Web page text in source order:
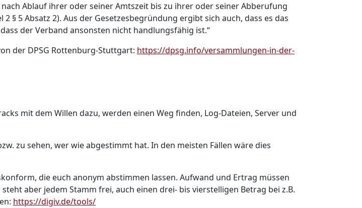
Ablauf ihrer oder seiner Amtszeit bis zu ihrer oder seiner Abberufung
§ 5 Absatz 2). Aus der Gesetzesbegründung ergibt sich auch, dass es das
der Verband ansonsten nicht handlungsfähig ist.“
der DPSG Rottenburg-Stuttgart: https://dpsg.info/versammlungen-in-der-
mit dem Willen dazu, werden einen Weg finden, Log-Dateien, Server und
zu sehen, wer wie abgestimmt hat. In den meisten Fällen wäre dies
die euch anonym abstimmen lassen. Aufwand und Ertrag müssen
aber jedem Stamm frei, auch einen drei- bis vierstelligen Betrag bei z.B.
https://digiv.de/tools/